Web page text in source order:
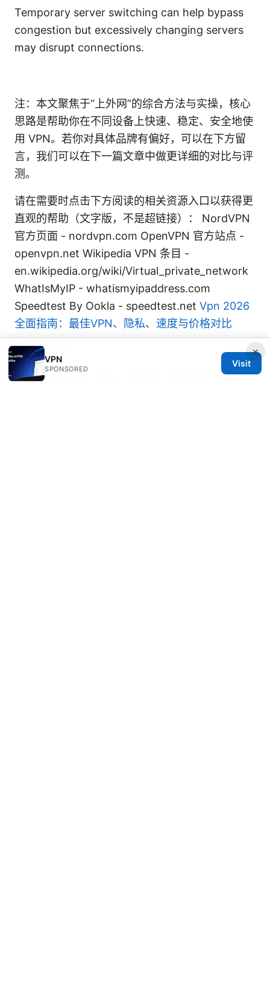
Temporary server switching can help bypass
congestion but excessively changing servers
may disrupt connections.
注：本文聚焦于“上外网”的综合方法与实操，核心
思路是帮助你在不同设备上快速、稳定、安全地使
用 VPN。若你对具体品牌有偏好，可以在下方留
言，我们可以在下一篇文章中做更详细的对比与评
测。
请在需要时点击下方阅读的相关资源入口以获得更
直观的帮助（文字版，不是超链接）： NordVPN
官方页面 - nordvpn.com OpenVPN 官方站点 -
openvpn.net Wikipedia VPN 条目 -
en.wikipedia.org/wiki/Virtual_private_network
WhatIsMyIP - whatismyipaddress.com
Speedtest By Ookla - speedtest.net Vpn 2026
全面指南：最佳VPN、隐私、速度与价格对比
Sources:
How to log into your nordvpn account your
×
VPN
SPONSORED
Visit